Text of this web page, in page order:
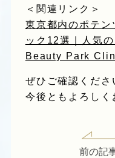
＜関連リンク＞
東京都内のポテン
ック12選｜人気
Beauty Park
ぜひご確認くださ
今後ともよろしく
前の記